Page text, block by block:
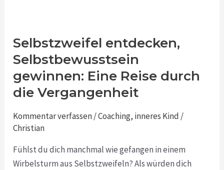
Selbstzweifel entdecken,
Selbstbewusstsein
gewinnen: Eine Reise durch
die Vergangenheit
Kommentar verfassen/Coaching, inneres Kind /
Christian
Fühlst du dich manchmal wie gefangen in einem
Wirbelsturm aus Selbstzweifeln? Als würden dich
Selbstzweifel
entdecken,
Selbstbewusstsein
gewinnen:
Eine
Reise
durch
Vergangenheit